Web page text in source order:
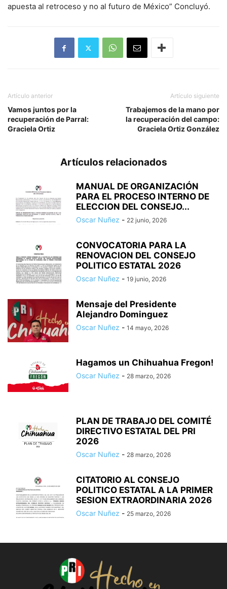
apuesta al retroceso y no al futuro de México” Concluyó.
Artículo anterior
Vamos juntos por la
recuperación de Parral:
Graciela Ortiz
Artículo siguiente
Trabajemos de la mano por
la recuperación del campo:
Graciela Ortiz González
Artículos relacionados
MANUAL DE ORGANIZACIÓN
PARA EL PROCESO INTERNO DE
ELECCION DEL CONSEJO...
Oscar Nuñez - 22 junio, 2026
CONVOCATORIA PARA LA
RENOVACION DEL CONSEJO
POLITICO ESTATAL 2026
Oscar Nuñez - 19 junio, 2026
Mensaje del Presidente
Alejandro Dominguez
Oscar Nuñez - 14 mayo, 2026
Hagamos un Chihuahua Fregon!
Oscar Nuñez - 28 marzo, 2026
PLAN DE TRABAJO DEL COMITÉ
DIRECTIVO ESTATAL DEL PRI
2026
Oscar Nuñez - 28 marzo, 2026
CITATORIO AL CONSEJO
POLITICO ESTATAL A LA PRIMER
SESION EXTRAORDINARIA 2026
Oscar Nuñez - 25 marzo, 2026